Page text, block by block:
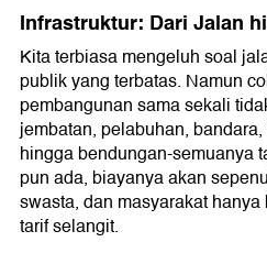
Infrastruktur: Dari Jalan
Kita terbiasa mengeluh soal
publik yang terbatas. Namun
pembangunan sama sekali
jembatan, pelabuhan,
hingga bendungan-semuanya
pun ada, biayanya akan
swasta, dan masyarakat
tarif selangit.